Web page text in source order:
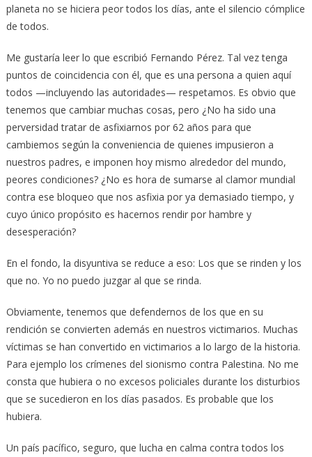
planeta no se hiciera peor todos los días, ante el silencio cómplice
de todos.
Me gustaría leer lo que escribió Fernando Pérez. Tal vez tenga
puntos de coincidencia con él, que es una persona a quien aquí
todos —incluyendo las autoridades— respetamos. Es obvio que
tenemos que cambiar muchas cosas, pero ¿No ha sido una
perversidad tratar de asfixiarnos por 62 años para que
cambiemos según la conveniencia de quienes impusieron a
nuestros padres, e imponen hoy mismo alrededor del mundo,
peores condiciones? ¿No es hora de sumarse al clamor mundial
contra ese bloqueo que nos asfixia por ya demasiado tiempo, y
cuyo único propósito es hacernos rendir por hambre y
desesperación?
En el fondo, la disyuntiva se reduce a eso: Los que se rinden y los
que no. Yo no puedo juzgar al que se rinda.
Obviamente, tenemos que defendernos de los que en su
rendición se convierten además en nuestros victimarios. Muchas
víctimas se han convertido en victimarios a lo largo de la historia.
Para ejemplo los crímenes del sionismo contra Palestina. No me
consta que hubiera o no excesos policiales durante los disturbios
que se sucedieron en los días pasados. Es probable que los
hubiera.
Un país pacífico, seguro, que lucha en calma contra todos los